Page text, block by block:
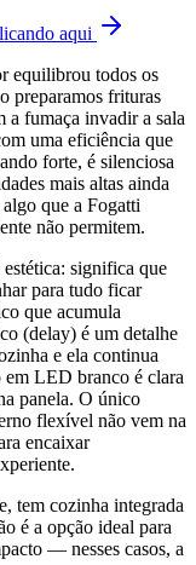
aqui
equilibrou todos os
preparamos frituras
a fumaça invadir a sala
uma eficiência que
forte, é silenciosa
mais altas ainda
que a Fogatti
não permitem.
significa que
para tudo ficar
que acumula
(delay) é um detalhe
e ela continua
LED branco é clara
panela. O único
flexível não vem na
encaixar
tem cozinha integrada
é a opção ideal para
— nesses casos, a